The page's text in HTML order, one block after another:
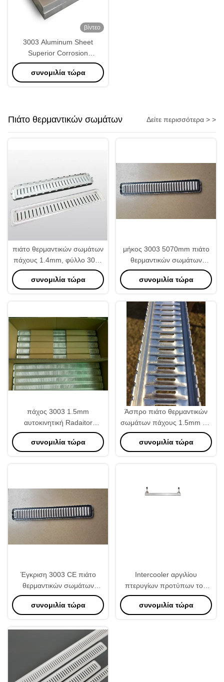
βίντεο
3003 Aluminum Sheet
Superior Corrosion
Resistance and Weldability
συνομιλία τώρα
Πιάτο θερμαντικών σωμάτων Δείτε περισσότερα > >
πιάτο θερμαντικών σωμάτων
πάχους 1.4mm, φύλλο 3003
αλουμινίου για τη Cummins
Caterpillar
συνομιλία τώρα
μήκος 3003 5070mm πιάτο
θερμαντικών σωμάτων
βαθμού, πιάτο εξόδου
θερμαντικών σωμάτων
συνομιλία τώρα
πάχος 3003 1.5mm
αυτοκινητική Radaitor
επιγραφών αργιλίου
δεξαμενή PlateFor
συνομιλία τώρα
Άσπρο πιάτο θερμαντικών
σωμάτων πάχους 1.5mm για
τον αυτόματο πυρήνα
Corolla 86 θερμαντικών
συνομιλία τώρα
Έγκριση 3003 CE πιάτο
θερμαντικών σωμάτων
αργιλίου, άσπρο χρώμα
ανταλλακτικών θερμαντικών
συνομιλία τώρα
Intercooler αργιλίου
πτερυγίων προτύπων του
ISO πυρήνας υψηλός -
ποιότητα
συνομιλία τώρα